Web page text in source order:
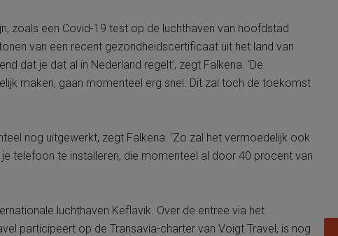
zoals een Covid-19 test op de luchthaven van hoofdstad
van een recent gezondheidscertificaat uit het land van
dat je dat al in Nederland regelt’, zegt Falkena. ‘De
maken, gaan momenteel erg snel. Dit zal toch de toekomst
nog uitgewerkt, zegt Falkena. ‘Zo zal het vermoedelijk ook
telefoon te installeren, die momenteel al door 40 procent van
luchthaven Keflavik. Over de entree via het
participeert op de Transavia-charter van Voigt Travel, is nog